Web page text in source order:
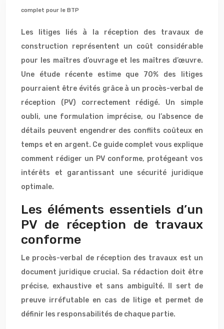
complet pour le BTP
Les litiges liés à la réception des travaux de
construction représentent un coût considérable
pour les maîtres d’ouvrage et les maîtres d’œuvre.
Une étude récente estime que 70% des litiges
pourraient être évités grâce à un procès-verbal de
réception (PV) correctement rédigé. Un simple
oubli, une formulation imprécise, ou l’absence de
détails peuvent engendrer des conflits coûteux en
temps et en argent. Ce guide complet vous explique
comment rédiger un PV conforme, protégeant vos
intérêts et garantissant une sécurité juridique
optimale.
Les éléments essentiels d’un
PV de réception de travaux
conforme
Le procès-verbal de réception des travaux est un
document juridique crucial. Sa rédaction doit être
précise, exhaustive et sans ambiguïté. Il sert de
preuve irréfutable en cas de litige et permet de
définir les responsabilités de chaque partie.